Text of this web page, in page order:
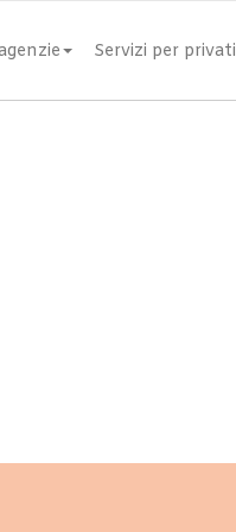
Servizi per privati